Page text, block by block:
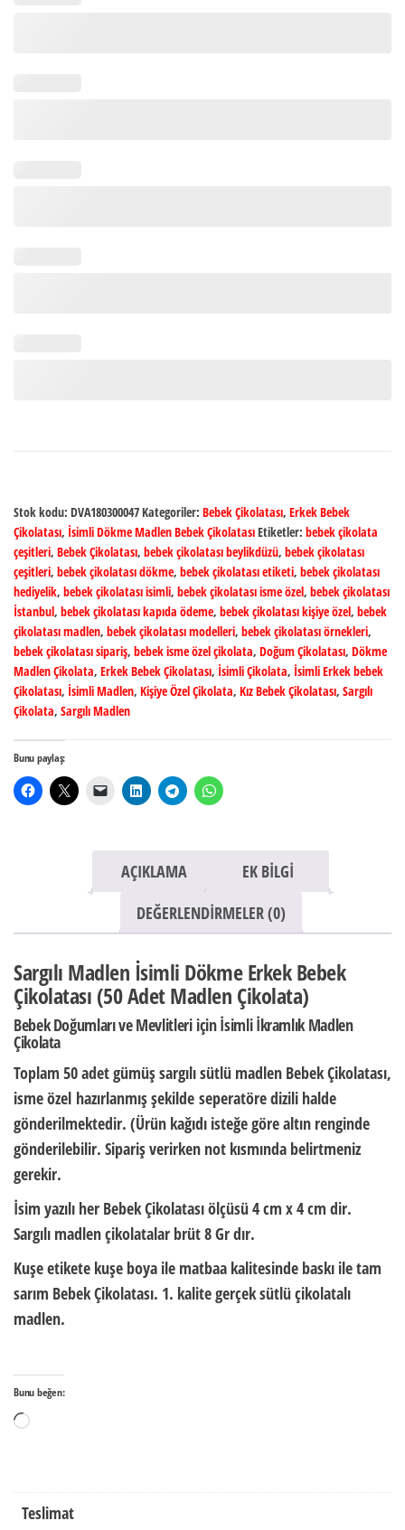
Stok kodu: DVA180300047Kategoriler: Bebek Çikolatası, Erkek Bebek
Çikolatası, İsimli Dökme Madlen Bebek ÇikolatasıEtiketler: bebek çikolata
çeşitleri, Bebek Çikolatası, bebek çikolatası beylikdüzü, bebek çikolatası
çeşitleri, bebek çikolatası dökme, bebek çikolatası etiketi, bebek çikolatası
hediyelik, bebek çikolatası isimli, bebek çikolatası isme özel, bebek çikolatası
İstanbul, bebek çikolatası kapıda ödeme, bebek çikolatası kişiye özel, bebek
çikolatası madlen, bebek çikolatası modelleri, bebek çikolatası örnekleri,
bebek çikolatası sipariş, bebek isme özel çikolata, Doğum Çikolatası, Dökme
Madlen Çikolata, Erkek Bebek Çikolatası, İsimli Çikolata, İsimli Erkek bebek
Çikolatası, İsimli Madlen, Kişiye Özel Çikolata, Kız Bebek Çikolatası, Sargılı
Çikolata, Sargılı Madlen
Bunu paylaş:
AÇIKLAMA
EK BILGI
DEĞERLENDIRMELER (0)
Sargılı Madlen İsimli Dökme Erkek Bebek
Çikolatası (50 Adet Madlen Çikolata)
Bebek Doğumları ve Mevlitleri için İsimli İkramlık Madlen
Çikolata
Toplam 50 adet gümüş sargılı sütlü madlen Bebek Çikolatası,
isme özel hazırlanmış şekilde seperatöre dizili halde
gönderilmektedir. (Ürün kağıdı isteğe göre altın renginde
gönderilebilir. Sipariş verirken not kısmında belirtmeniz
gerekir.
İsim yazılı her Bebek Çikolatası ölçüsü4 cm x 4 cm dir.
Sargılı madlen çikolatalar brüt8 Grdır.
Kuşe etikete kuşe boya ile matbaa kalitesinde baskı ile tam
sarım Bebek Çikolatası. 1. kalite gerçek sütlü çikolatalı
madlen.
Bunu beğen:
Yükleniyor...
Teslimat